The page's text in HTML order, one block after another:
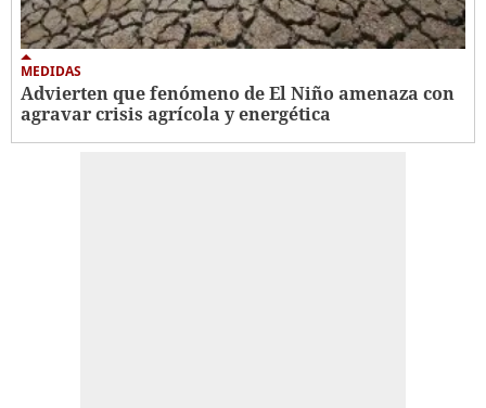
MEDIDAS
Advierten que fenómeno de El Niño amenaza con
agravar crisis agrícola y energética